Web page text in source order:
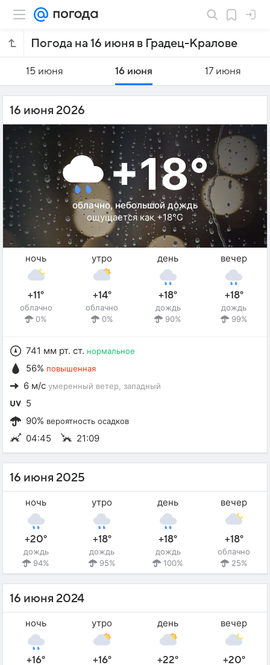
Погода на 16 июня в Градец-Кралове
15 июня 16 июня 17 июня
16 июня 2026
+18°
облачно, небольшой дождь
ощущается как +18°C
ночь
+11°
облачно
0%
утро
+14°
облачно
0%
день
+18°
дождь
90%
вечер
+18°
дождь
99%
741 мм рт. ст. нормальное
56% повышенная
6 м/с умеренный ветер , западный
5
90% вероятность осадков
04:45 21:09
16 июня 2025
ночь
+20°
дождь
94%
утро
+18°
дождь
95%
день
+18°
дождь
100%
вечер
+18°
облачно
25%
16 июня 2024
ночь
+16°
утро
+16°
день
+22°
вечер
+20°